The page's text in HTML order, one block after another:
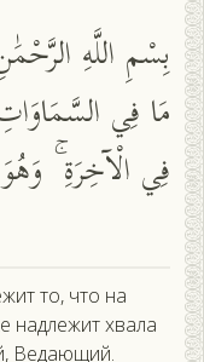
بِسْمِ اللَّهِ
مَا فِي
فِي الْآخِرَةِ
то, что на
надлежит хвала
Ведающий.